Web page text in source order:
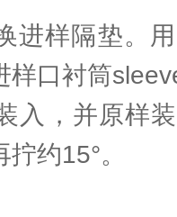
样隔垫。用
样口衬筒
入，并原样
约15°。